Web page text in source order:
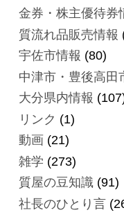
金券・株主優待券
質流れ品販売情報
宇佐市情報 (80)
中津市・豊後高田
大分県内情報
リンク (1)
動画 (21)
雑学 (273)
質屋の豆知識(91)
社長のひとり言